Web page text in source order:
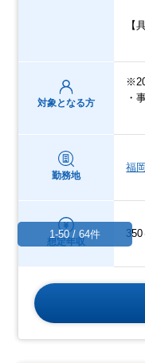
【
対象となる方
・
勤務地
福
想定年収
1-50 / 64件